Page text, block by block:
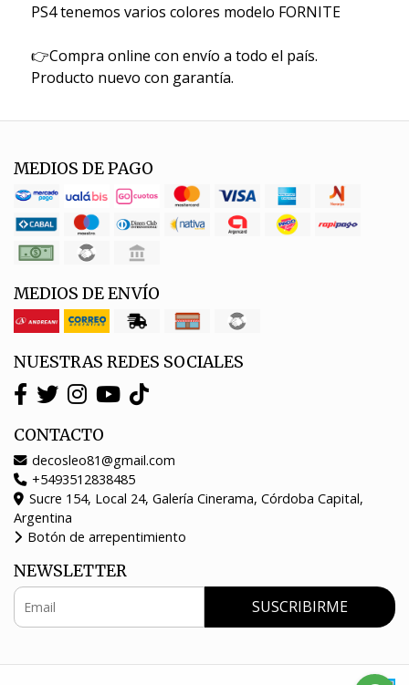
PS4 tenemos varios colores modelo FORNITE
👉Compra online con envío a todo el país.
Producto nuevo con garantía.
MEDIOS DE PAGO
MEDIOS DE ENVÍO
NUESTRAS REDES SOCIALES
CONTACTO
decosleo81@gmail.com
+5493512838485
Sucre 154, Local 24, Galería Cinerama, Córdoba Capital,
Argentina
Botón de arrepentimiento
NEWSLETTER
SUSCRIBIRME